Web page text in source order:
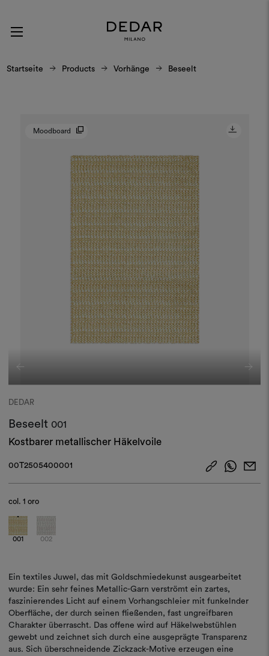
Startseite Products Vorhänge Beseelt
Moodboard
DEDAR
Beseelt 001
Kostbarer metallischer Häkelvoile ​
00T2505400001
col.1 oro
001 002
Ein textiles Juwel, das mit Goldschmiedekunst ausgearbeitet
wurde: Ein sehr feines Metallic-Garn verströmt ein zartes,
faszinierendes Licht auf einem Vorhangschleier mit funkelnder
Oberfläche, der durch seinen fließenden, fast ungreifbaren
Charakter überrascht. Das offene wird auf Häkelwebstühlen
gewebt und zeichnet sich durch eine ausgeprägte Transparenz
aus. Sich überschneidende Zickzack-Motive erzeugen eine